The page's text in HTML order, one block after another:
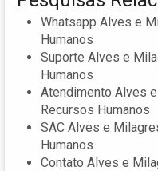
Whatsapp Alves e
Humanos
Suporte Alves e
Humanos
Atendimento Alves
Recursos Humanos
SAC Alves e
Humanos
Contato Alves e